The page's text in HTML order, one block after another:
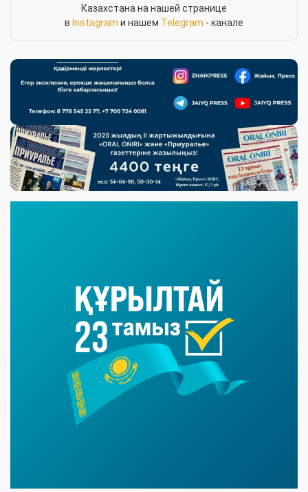
Казахстана на нашей странице
в Instagram и нашем Telegram - канале